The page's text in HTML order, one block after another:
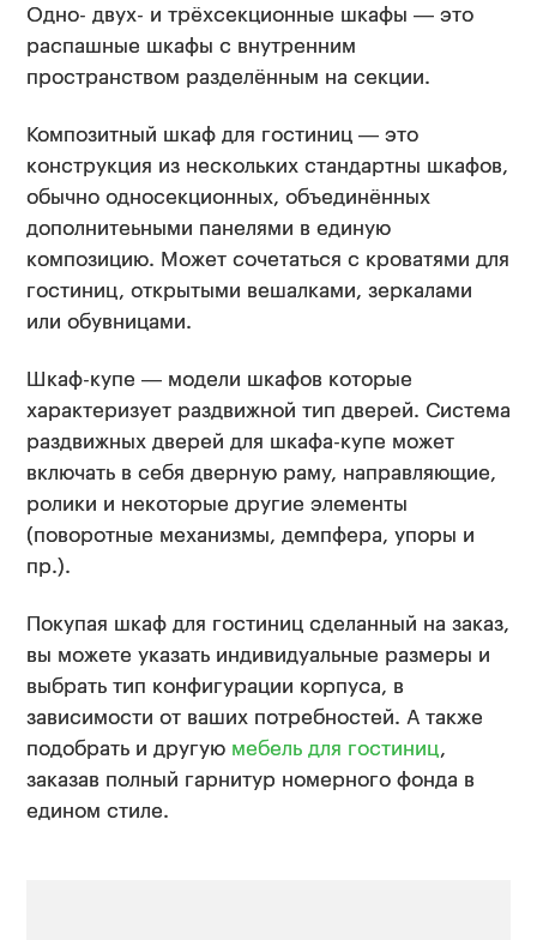
Одно- двух- и трёхсекционные шкафы — это
распашные шкафы с внутренним
пространством разделённым на секции.
Композитный шкаф для гостиниц — это
конструкция из нескольких стандартны шкафов,
обычно односекционных, объединённых
дополнитеьными панелями в единую
композицию. Может сочетаться с кроватями для
гостиниц, открытыми вешалками, зеркалами
или обувницами.
Шкаф-купе — модели шкафов которые
характеризует раздвижной тип дверей. Система
раздвижных дверей для шкафа-купе может
включать в себя дверную раму, направляющие,
ролики и некоторые другие элементы
(поворотные механизмы, демпфера, упоры и
пр.).
Покупая шкаф для гостиниц сделанный на заказ,
вы можете указать индивидуальные размеры и
выбрать тип конфигурации корпуса, в
зависимости от ваших потребностей. А также
подобрать и другую мебель для гостиниц,
заказав полный гарнитур номерного фонда в
едином стиле.